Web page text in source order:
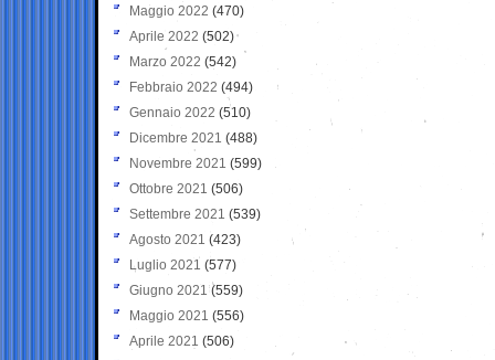
Maggio 2022 (470)
Aprile 2022 (502)
Marzo 2022 (542)
Febbraio 2022 (494)
Gennaio 2022 (510)
Dicembre 2021 (488)
Novembre 2021 (599)
Ottobre 2021 (506)
Settembre 2021 (539)
Agosto 2021 (423)
Luglio 2021 (577)
Giugno 2021(559)
Maggio 2021 (556)
Aprile 2021 (506)